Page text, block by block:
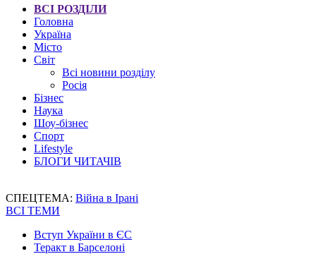
ВСІ РОЗДІЛИ
Головна
Україна
Місто
Світ
Всі новини розділу
Росія
Бізнес
Наука
Шоу-бізнес
Спорт
Lifestyle
БЛОГИ ЧИТАЧІВ
СПЕЦТЕМА: Війна в Ірані
ВСІ ТЕМИ
Вступ України в ЄС
Теракт в Барселоні